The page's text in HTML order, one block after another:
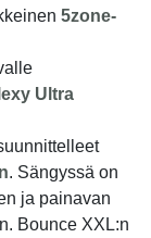
5zone-
Ultra
. Sängyssä on
ja painavan
Bounce XXL:n